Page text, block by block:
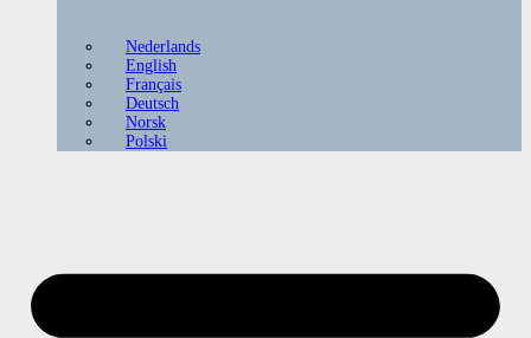
Nederlands
English
Français
Deutsch
Norsk
Polski